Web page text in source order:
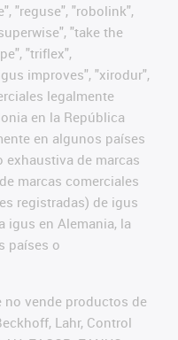
"reguse", "robolink",
"take the
"triflex",
improves", "xirodur",
legalmente
en la República
en algunos países
exhaustiva de marcas
marcas comerciales
registradas) de igus
igus en Alemania, la
países o
no vende productos de
Lahr, Control